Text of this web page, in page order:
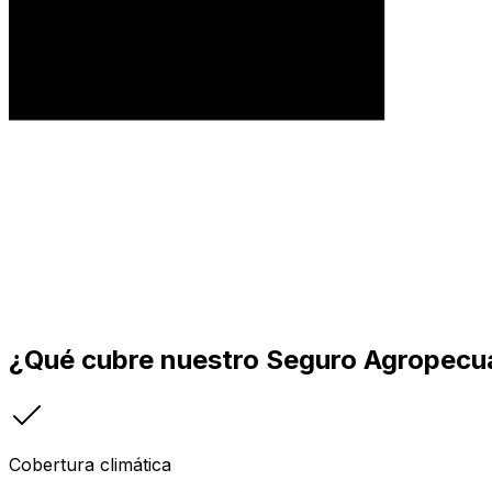
¿Qué cubre nuestro Seguro
Cobertura climática